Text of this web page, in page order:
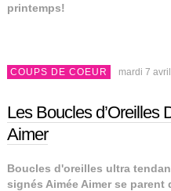
printemps!
COUPS DE COEUR mardi 7 avril
Les Boucles d’Oreilles
Aimer
Boucles d'oreilles ultra
signés Aimée Aimer se